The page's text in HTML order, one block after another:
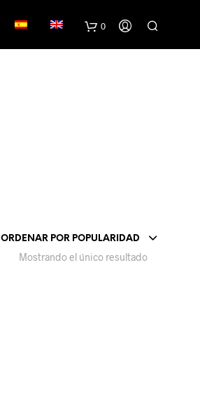
0
ORDENAR POR POPULARIDAD
Mostrando el único resultado